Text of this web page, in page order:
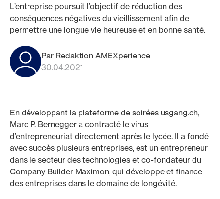
L’entreprise poursuit l’objectif de réduction des
conséquences négatives du vieillissement afin de
permettre une longue vie heureuse et en bonne santé.
Par Redaktion AMEXperience
30.04.2021
En développant la plateforme de soirées usgang.ch,
Marc P. Bernegger a contracté le virus
d’entrepreneuriat directement après le lycée. Il a fondé
avec succès plusieurs entreprises, est un entrepreneur
dans le secteur des technologies et co-fondateur du
Company Builder Maximon, qui développe et finance
des entreprises dans le domaine de longévité.